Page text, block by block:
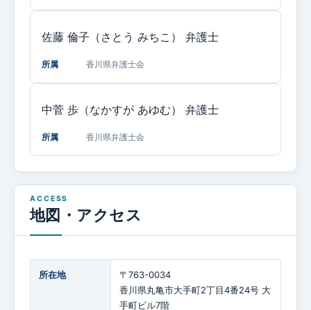
佐藤 倫子（さとう みちこ） 弁護士
所属 香川県弁護士会
中菅 歩（なかすが あゆむ） 弁護士
所属 香川県弁護士会
地図・アクセス
所在地
〒763-0034
香川県丸亀市大手町2丁目4番24号 大
手町ビル7階